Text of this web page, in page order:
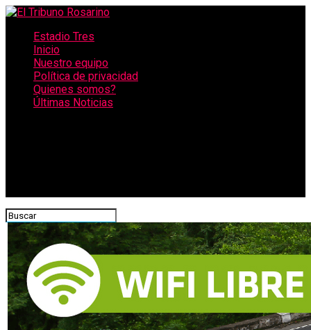
Estadio Tres
Inicio
Nuestro equipo
Política de privacidad
Quienes somos?
Últimas Noticias